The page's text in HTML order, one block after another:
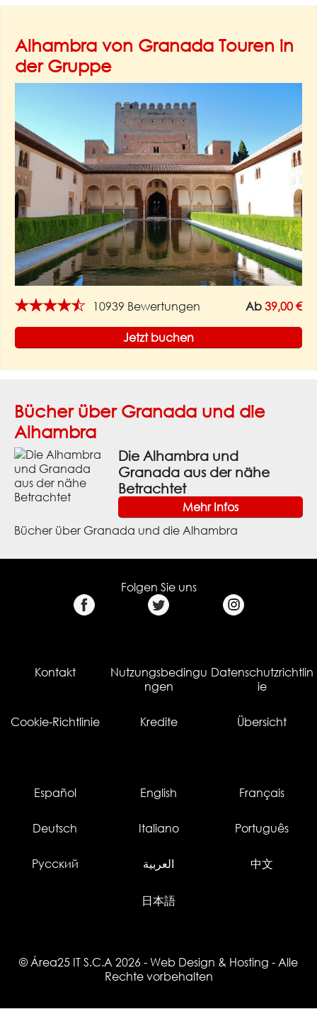
Alhambra von Granada Touren in
der Gruppe
★★★★★ 10939 Bewertungen Ab 39,00 €
Jetzt buchen
Bücher über Granada und die
Alhambra
Die Alhambra und
Granada aus der nähe
Betrachtet
Mehr Infos
Bücher über Granada und die Alhambra
Folgen Sie uns
Kontakt
Nutzungsbedingu
ngen
Datenschutzrichtlin
ie
Cookie-Richtlinie Kredite Übersicht
Español English Français
Deutsch Italiano Português
Русский العربية 中文
日本語
© Área25 IT S.C.A 2026 - Web Design & Hosting - Alle
Rechte vorbehalten